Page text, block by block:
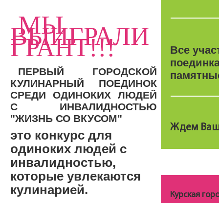
МЫ
ВЫИГРАЛИ
ГРАНТ!!!
ПЕРВЫЙ ГОРОДСКОЙ
КУЛИНАРНЫЙ ПОЕДИНОК
СРЕДИ ОДИНОКИХ ЛЮДЕЙ
С ИНВАЛИДНОСТЬЮ
"ЖИЗНЬ СО ВКУСОМ"
это конкурс для
одиноких людей с
инвалидностью,
которые увлекаются
кулинарией.
Все
Ждем
Курская